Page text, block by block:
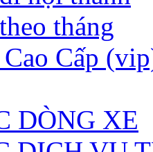
tháng
Cấp
DÒNG XE